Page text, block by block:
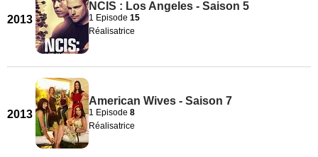
2013
NCIS : Los Angeles - Saison 5
1 Episode 15
Réalisatrice
2013
American Wives - Saison 7
1 Episode 8
Réalisatrice